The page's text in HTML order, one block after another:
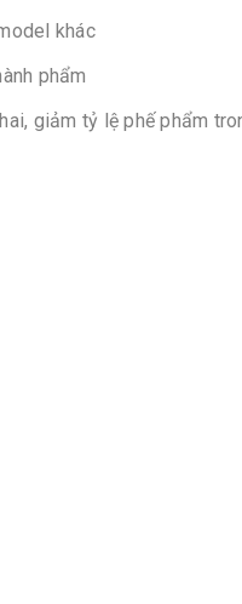
khác
phẩm
giảm tỷ lệ phế phẩm